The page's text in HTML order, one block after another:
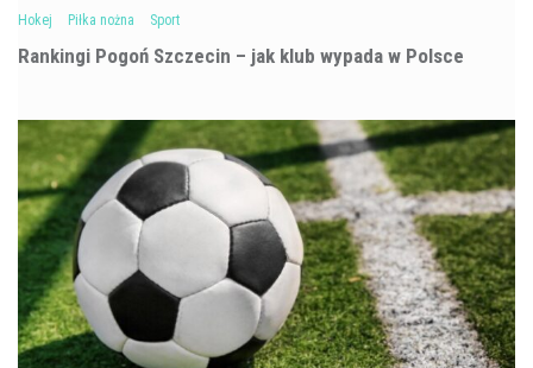
Hokej Piłka nożna Sport
Rankingi Pogoń Szczecin – jak klub wypada w Polsce